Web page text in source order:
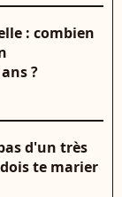
: combien
?
d'un très
te marier